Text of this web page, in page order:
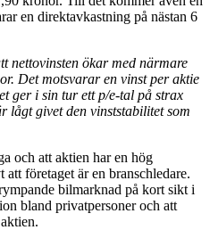
en direktavkastning på nästan 6
nettovinsten ökar med närmare
Det motsvarar en vinst per aktie
ger i sin tur ett p/e-tal på strax
lågt givet den vinststabilitet som
och att aktien har en hög
företaget är en branschledare.
bilmarknad på kort sikt i
bland privatpersoner och att